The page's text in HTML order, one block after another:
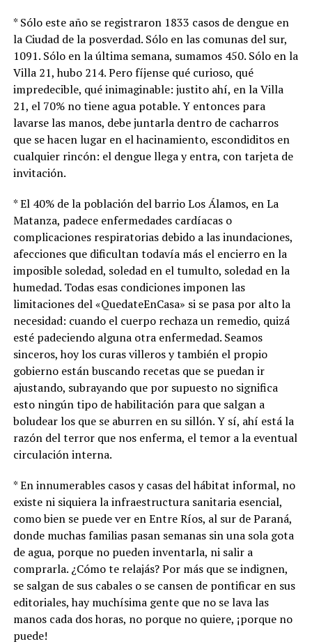
* Sólo este año se registraron 1833 casos de dengue en
la Ciudad de la posverdad. Sólo en las comunas del sur,
1091. Sólo en la última semana, sumamos 450. Sólo en la
Villa 21, hubo 214. Pero fíjense qué curioso, qué
impredecible, qué inimaginable: justito ahí, en la Villa
21, el 70% no tiene agua potable. Y entonces para
lavarse las manos, debe juntarla dentro de cacharros
que se hacen lugar en el hacinamiento, escondiditos en
cualquier rincón: el dengue llega y entra, con tarjeta de
invitación.
* El 40% de la población del barrio Los Álamos, en La
Matanza, padece enfermedades cardíacas o
complicaciones respiratorias debido a las inundaciones,
afecciones que dificultan todavía más el encierro en la
imposible soledad, soledad en el tumulto, soledad en la
humedad. Todas esas condiciones imponen las
limitaciones del «QuedateEnCasa» si se pasa por alto la
necesidad: cuando el cuerpo rechaza un remedio, quizá
esté padeciendo alguna otra enfermedad. Seamos
sinceros, hoy los curas villeros y también el propio
gobierno están buscando recetas que se puedan ir
ajustando, subrayando que por supuesto no significa
esto ningún tipo de habilitación para que salgan a
boludear los que se aburren en su sillón. Y sí, ahí está la
razón del terror que nos enferma, el temor a la eventual
circulación interna.
* En innumerables casos y casas del hábitat informal, no
existe ni siquiera la infraestructura sanitaria esencial,
como bien se puede ver en Entre Ríos, al sur de Paraná,
donde muchas familias pasan semanas sin una sola gota
de agua, porque no pueden inventarla, ni salir a
comprarla. ¿Cómo te relajás? Por más que se indignen,
se salgan de sus cabales o se cansen de pontificar en sus
editoriales, hay muchísima gente que no se lava las
manos cada dos horas, no porque no quiere, ¡porque no
puede!